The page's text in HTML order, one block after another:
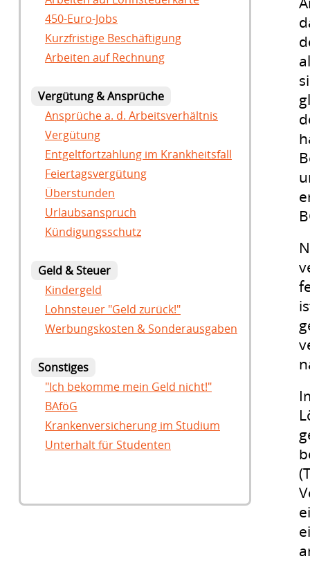
450-Euro-Jobs
Kurzfristige Beschäftigung
Arbeiten auf Rechnung
Vergütung & Ansprüche
Ansprüche a. d. Arbeitsverhältnis
Vergütung
Entgeltfortzahlung im Krankheitsfall
Feiertagsvergütung
Überstunden
Urlaubsanspruch
Kündigungsschutz
Geld & Steuer
Kindergeld
Lohnsteuer "Geld zurück!"
Werbungskosten & Sonderausgaben
Sonstiges
"Ich bekomme mein Geld nicht!"
BAföG
Krankenversicherung im Studium
Unterhalt für Studenten